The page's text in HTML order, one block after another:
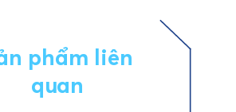
phẩm liên
quan